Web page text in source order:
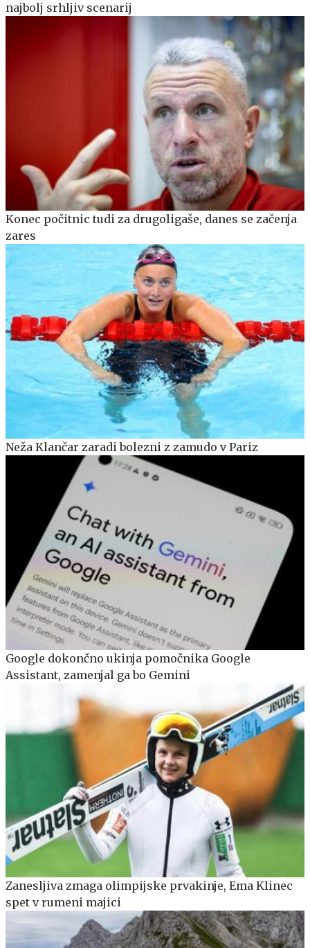
najbolj srhljiv scenarij
Konec počitnic tudi za drugoligaše, danes se začenja
zares
Neža Klančar zaradi bolezni z zamudo v Pariz
Google dokončno ukinja pomočnika Google
Assistant, zamenjal ga bo Gemini
Zanesljiva zmaga olimpijske prvakinje, Ema Klinec
spet v rumeni majici